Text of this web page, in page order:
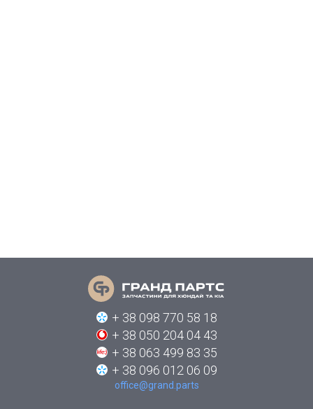
+ 38 098 770 58 18
+ 38 050 204 04 43
+ 38 063 499 83 35
+ 38 096 012 06 09
office@grand.parts